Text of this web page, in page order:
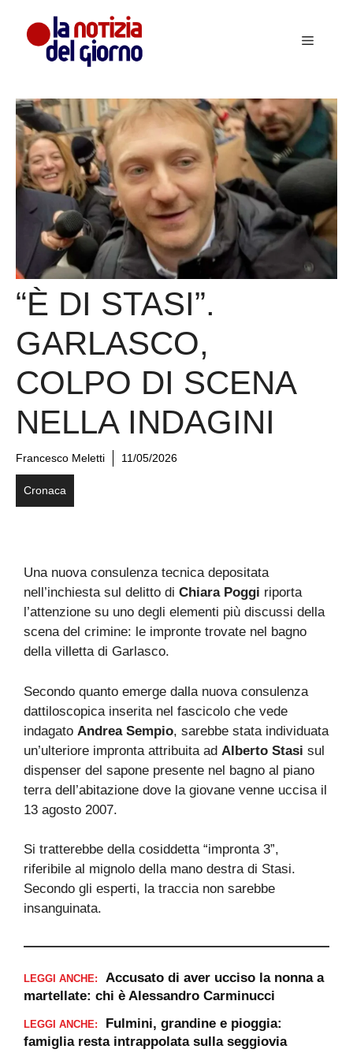
contenuto
Menu
“È DI STASI”.
GARLASCO,
COLPO DI SCENA
NELLA INDAGINI
Francesco Meletti 11/05/2026
Cronaca
Una nuova consulenza tecnica depositata
nell’inchiesta sul delitto di Chiara Poggi riporta
l’attenzione su uno degli elementi più discussi della
scena del crimine: le impronte trovate nel bagno
della villetta di Garlasco.
Secondo quanto emerge dalla nuova consulenza
dattiloscopica inserita nel fascicolo che vede
indagato Andrea Sempio, sarebbe stata individuata
un’ulteriore impronta attribuita ad Alberto Stasi sul
dispenser del sapone presente nel bagno al piano
terra dell’abitazione dove la giovane venne uccisa il
13 agosto 2007.
Si tratterebbe della cosiddetta “impronta 3”,
riferibile al mignolo della mano destra di Stasi.
Secondo gli esperti, la traccia non sarebbe
insanguinata.
LEGGI ANCHE:
Accusato di aver ucciso la nonna a
martellate: chi è Alessandro Carminucci
LEGGI ANCHE:
Fulmini, grandine e pioggia:
famiglia resta intrappolata sulla seggiovia